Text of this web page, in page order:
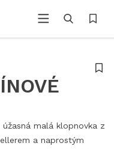
malá klopnovka z
a naprostým